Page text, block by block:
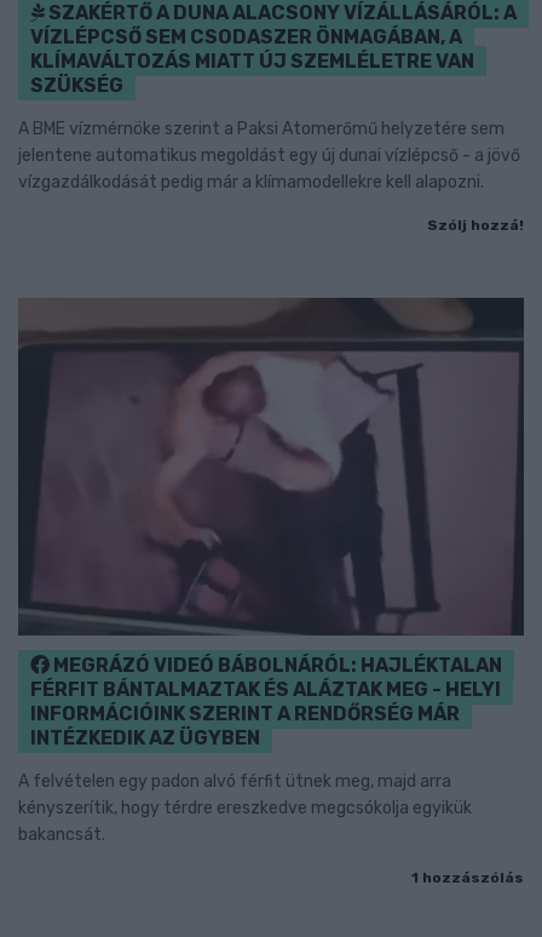
SZAKÉRTŐ A DUNA ALACSONY VÍZÁLLÁSÁRÓL: A
VÍZLÉPCSŐ SEM CSODASZER ÖNMAGÁBAN, A
KLÍMAVÁLTOZÁS MIATT ÚJ SZEMLÉLETRE VAN
SZÜKSÉG
A BME vízmérnöke szerint a Paksi Atomerőmű helyzetére sem
jelentene automatikus megoldást egy új dunai vízlépcső - a jövő
vízgazdálkodását pedig már a klímamodellekre kell alapozni.
Szólj hozzá!
MEGRÁZÓ VIDEÓ BÁBOLNÁRÓL: HAJLÉKTALAN
FÉRFIT BÁNTALMAZTAK ÉS ALÁZTAK MEG - HELYI
INFORMÁCIÓINK SZERINT A RENDŐRSÉG MÁR
INTÉZKEDIK AZ ÜGYBEN
A felvételen egy padon alvó férfit ütnek meg, majd arra
kényszerítik, hogy térdre ereszkedve megcsókolja egyikük
bakancsát.
1 hozzászólás